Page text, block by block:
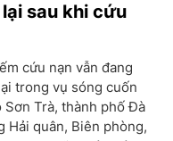
sau khi cứu
cứu nạn vẫn đang
trong vụ sóng cuốn
Trà, thành phố Đà
Hải quân, Biên phòng,